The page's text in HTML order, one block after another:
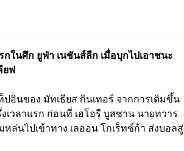
ในศึก ยูฟ่า เนชันส์ลีก เมื่อบุกไปเอาชนะ
ยฟ
อินของ มัทเธียส กินเทอร์ จากการเติมขึ้น
วลาแรก ก่อนที่ เฮโอรี บูสชาน นายทวาร
นไปเข้าทาง เลออน โกเร็ทซ์ก้า ส่งบอลสู่